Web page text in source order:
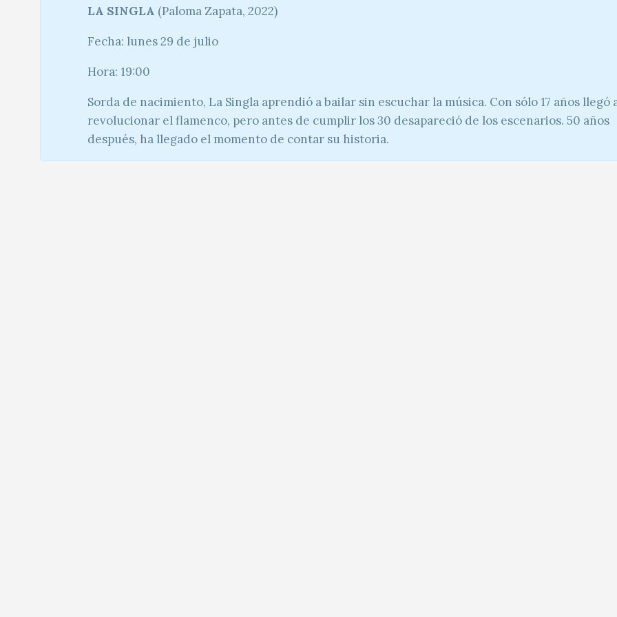
LA SINGLA (Paloma Zapata, 2022)
Fecha: lunes 29 de julio
Hora: 19:00
Sorda de nacimiento, La Singla aprendió a bailar sin escuchar la música. Con sólo 17 años llegó
revolucionar el flamenco, pero antes de cumplir los 30 desapareció de los escenarios. 50 años
después, ha llegado el momento de contar su historia.